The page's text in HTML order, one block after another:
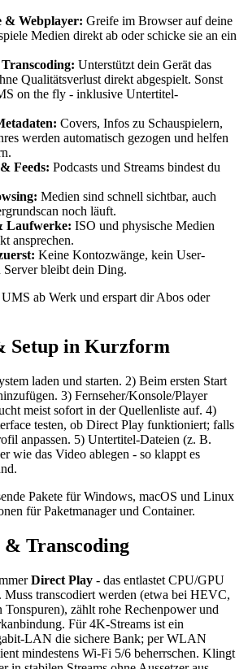
& Webplayer: Greife im Browser auf deine
Medien direkt ab oder schicke sie an ein
Unterstützt dein Gerät das
Qualitätsverlust direkt abgespielt. Sonst
on the fly - inklusive Untertitel-
Covers, Infos zu Schauspielern,
werden automatisch gezogen und helfen
Feeds: Podcasts und Streams bindest du
Medien sind schnell sichtbar, auch
noch läuft.
Laufwerke: ISO und physische Medien
ansprechen.
Keine Kontozwänge, kein User-
bleibt dein Ding.
ab Werk und erspart dir Abos oder
Setup in Kurzform
laden und starten. 2) Beim ersten Start
3) Fernseher/Konsole/Player
meist sofort in der Quellenliste auf. 4)
testen, ob Direct Play funktioniert; falls
anpassen. 5) Untertitel-Dateien (z. B.
wie das Video ablegen - so klappt es
Pakete für Windows, macOS und Linux
für Paketmanager und Container.
Transcoding
Direct Play - das entlastet CPU/GPU
Muss transcodiert werden (etwa bei HEVC,
zählt rohe Rechenpower und
Für 4K-Streams ist ein
LAN die sichere Bank; per WLAN
mindestens Wi-Fi 5/6 beherrschen. Klingt